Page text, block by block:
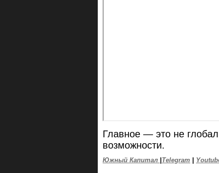
Главное — это не
возможности.
Южный Капитал Telegram